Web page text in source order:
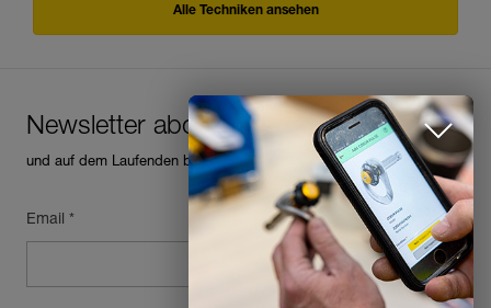
Alle Techniken ansehen
Newsletter abonnieren
und auf dem Laufenden bleiben
Email *